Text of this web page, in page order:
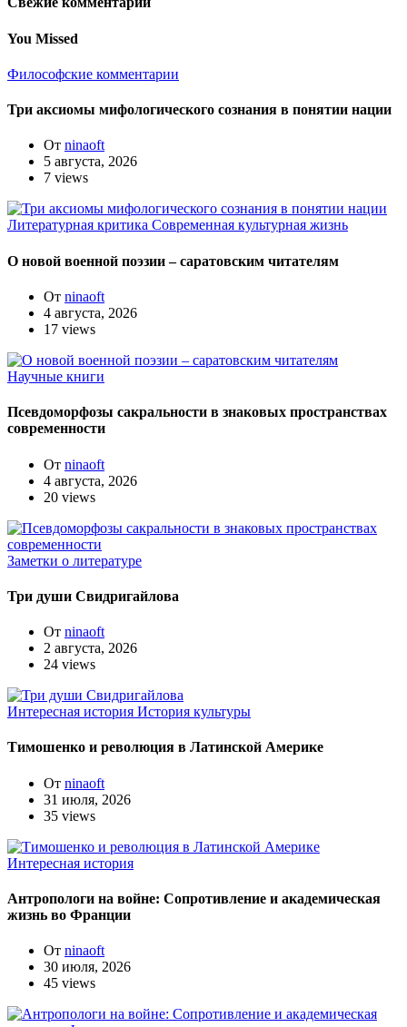
You Missed
Философские комментарии
Три аксиомы мифологического сознания в понятии нации
От ninaoft
5 августа, 2026
7 views
Литературная критика Современная культурная жизнь
О новой военной поэзии – саратовским читателям
От ninaoft
4 августа, 2026
17 views
Научные книги
Псевдоморфозы сакральности в знаковых пространствах
современности
От ninaoft
4 августа, 2026
20 views
Заметки о литературе
Три души Свидригайлова
От ninaoft
2 августа, 2026
24 views
Интересная история История культуры
Тимошенко и революция в Латинской Америке
От ninaoft
31 июля, 2026
35 views
Интересная история
Антропологи на войне: Сопротивление и академическая
жизнь во Франции
От ninaoft
30 июля, 2026
45 views